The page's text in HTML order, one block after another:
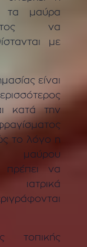
τα μαύρα
να
με
είναι
κατά την
το λόγο η
μαύρου
πρέπει να
ιατρικά
τοπικής